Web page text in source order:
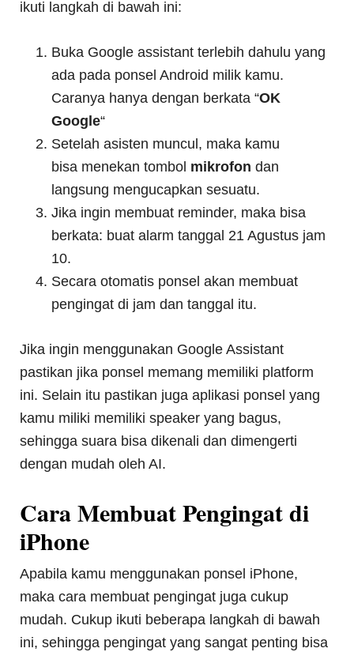
ikuti langkah di bawah ini:
Buka Google assistant terlebih dahulu yang
ada pada ponsel Android milik kamu.
Caranya hanya dengan berkata “OK
Google“
Setelah asisten muncul, maka kamu
bisa menekan tombol mikrofon dan
langsung mengucapkan sesuatu.
Jika ingin membuat reminder, maka bisa
berkata: buat alarm tanggal 21 Agustus jam
10.
Secara otomatis ponsel akan membuat
pengingat di jam dan tanggal itu.
Jika ingin menggunakan Google Assistant
pastikan jika ponsel memang memiliki platform
ini. Selain itu pastikan juga aplikasi ponsel yang
kamu miliki memiliki speaker yang bagus,
sehingga suara bisa dikenali dan dimengerti
dengan mudah oleh AI.
Cara Membuat Pengingat di
iPhone
Apabila kamu menggunakan ponsel iPhone,
maka cara membuat pengingat juga cukup
mudah. Cukup ikuti beberapa langkah di bawah
ini, sehingga pengingat yang sangat penting bisa